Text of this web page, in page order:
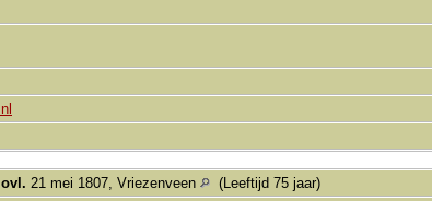
ovl. 21 mei 1807, Vriezenveen
(Leeftijd 75 jaar)